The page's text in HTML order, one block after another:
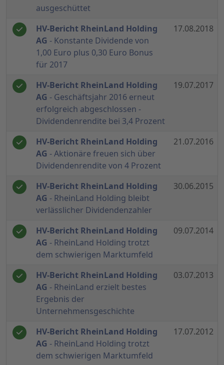
ausgeschüttet
HV-Bericht RheinLand Holding
AG - Konstante Dividende von
1,00 Euro plus 0,30 Euro Bonus
für 2017
17.08.2018
HV-Bericht RheinLand Holding
AG - Geschäftsjahr 2016 erneut
erfolgreich abgeschlossen -
Dividendenrendite bei 3,4 Prozent
19.07.2017
HV-Bericht RheinLand Holding
AG - Aktionäre freuen sich über
Dividendenrendite von 4 Prozent
21.07.2016
HV-Bericht RheinLand Holding
AG - RheinLand Holding bleibt
verlässlicher Dividendenzahler
30.06.2015
HV-Bericht RheinLand Holding
AG - RheinLand Holding trotzt
dem schwierigen Marktumfeld
09.07.2014
HV-Bericht RheinLand Holding
AG - RheinLand erzielt bestes
Ergebnis der
Unternehmensgeschichte
03.07.2013
HV-Bericht RheinLand Holding
AG - RheinLand Holding trotzt
dem schwierigen Marktumfeld
17.07.2012